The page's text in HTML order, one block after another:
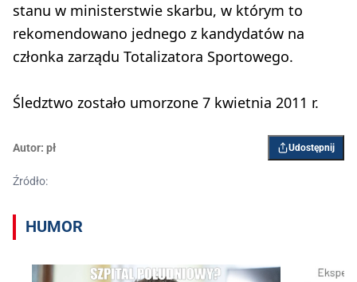
stanu w ministerstwie skarbu, w którym to
rekomendowano jednego z kandydatów na
członka zarządu Totalizatora Sportowego.
Śledztwo zostało umorzone 7 kwietnia 2011 r.
Autor: pł Udostępnij
Źródło:
HUMOR